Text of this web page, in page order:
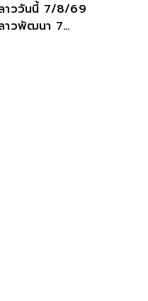
าววันนี้ 7/8/69
าวพัฒนา 7